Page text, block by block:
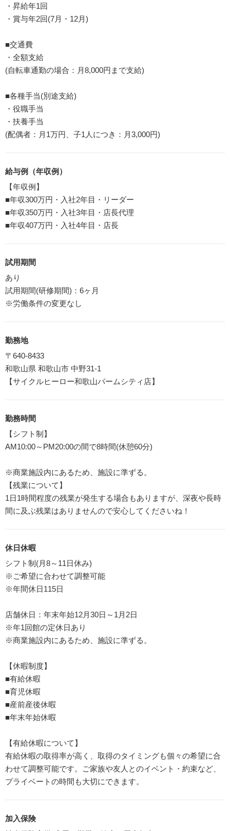
・昇給年1回
・賞与年2回(7月・12月)
■交通費
・全額支給
(自転車通勤の場合：月8,000円まで支給)
■各種手当(別途支給)
・役職手当
・扶養手当
(配偶者：月1万円、子1人につき：月3,000円)
給与例（年収例）
【年収例】
■年収300万円・入社2年目・リーダー
■年収350万円・入社3年目・店長代理
■年収407万円・入社4年目・店長
試用期間
あり
試用期間(研修期間)：6ヶ月
※労働条件の変更なし
勤務地
〒640-8433
和歌山県 和歌山市 中野31-1
【サイクルヒーロー和歌山パームシティ店】
勤務時間
【シフト制】
AM10:00～PM20:00の間で8時間(休憩60分)
※商業施設内にあるため、施設に準ずる。
【残業について】
1日1時間程度の残業が発生する場合もありますが、深夜や長時
間に及ぶ残業はありませんので安心してくださいね！
休日休暇
シフト制(月8～11日休み)
※ご希望に合わせて調整可能
※年間休日115日
店舗休日：年末年始12月30日～1月2日
※年1回館の定休日あり
※商業施設内にあるため、施設に準ずる。
【休暇制度】
■有給休暇
■育児休暇
■産前産後休暇
■年末年始休暇
【有給休暇について】
有給休暇の取得率が高く、取得のタイミングも個々の希望に合
わせて調整可能です。ご家族や友人とのイベント・約束など、
プライベートの時間も大切にできます。
加入保険